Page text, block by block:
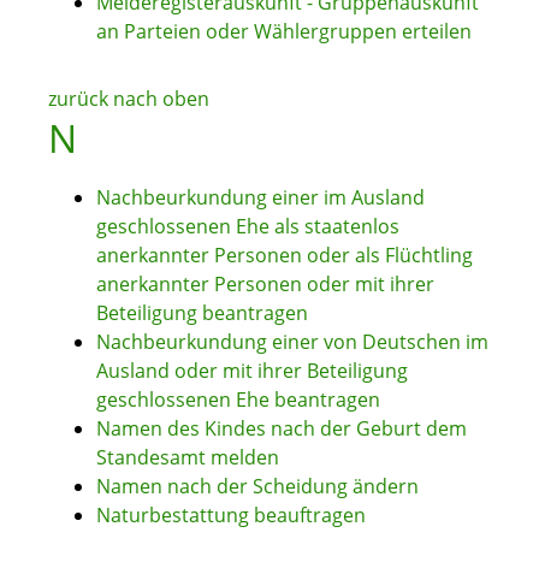
an Parteien oder Wählergruppen erteilen
zurück nach oben
N
Nachbeurkundung einer im Ausland
geschlossenen Ehe als staatenlos
anerkannter Personen oder als Flüchtling
anerkannter Personen oder mit ihrer
Beteiligung beantragen
Nachbeurkundung einer von Deutschen im
Ausland oder mit ihrer Beteiligung
geschlossenen Ehe beantragen
Namen des Kindes nach der Geburt dem
Standesamt melden
Namen nach der Scheidung ändern
Naturbestattung beauftragen